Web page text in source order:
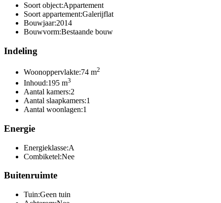
Soort object:Appartement
Soort appartement:Galerijflat
Bouwjaar:2014
Bouwvorm:Bestaande bouw
Indeling
Woonoppervlakte:74 m2
Inhoud:195 m3
Aantal kamers:2
Aantal slaapkamers:1
Aantal woonlagen:1
Energie
Energieklasse:A
Combiketel:Nee
Buitenruimte
Tuin:Geen tuin